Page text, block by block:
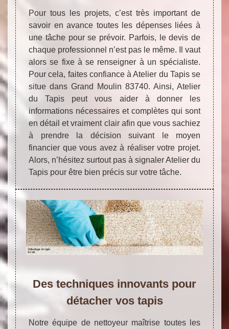
Pour tous les projets, c’est très important de
savoir en avance toutes les dépenses liées à
une tâche pour se prévoir. Parfois, le devis de
chaque professionnel n’est pas le même. Il vaut
alors se fixe à se renseigner à un spécialiste.
Pour cela, faites confiance à Atelier du Tapis se
situe dans Grand Moulin 83740. Ainsi, Atelier
du Tapis peut vous aider à donner les
informations nécessaires et complètes qui sont
en détail et vraiment clair afin que vous sachiez
à prendre la décision suivant le moyen
financier que vous avez à réaliser votre projet.
Alors, n’hésitez surtout pas à signaler Atelier du
Tapis pour être bien précis sur votre tâche.
Des techniques innovants pour
détacher vos tapis
Notre équipe de nettoyeur maîtrise toutes les